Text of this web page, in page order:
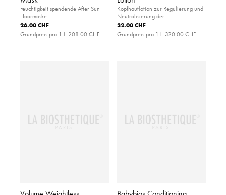
Feuchtigkeit spendende After Sun
Haarmaske
26.00 CHF
Grundpreis pro 1 l: 208.00 CHF
Kopfhautlotion zur Regulierung und
Neutralisierung der
Talgdrüsenfunktion
32.00 CHF
Grundpreis pro 1 l: 320.00 CHF